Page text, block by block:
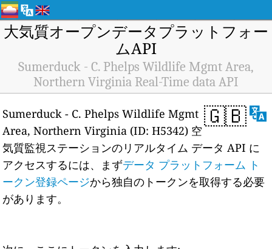
大気質オープンデータプラットフォー
ムAPI
Sumerduck - C. Phelps Wildlife Mgmt Area,
Northern Virginia Real-Time data API
🇬🇧
Sumerduck - C. Phelps Wildlife Mgmt
Area, Northern Virginia (ID: H5342) 空
気質監視ステーションのリアルタイム データ API に
アクセスするには、まずデータ プラットフォーム ト
ークン登録ページから独自のトークンを取得する必要
があります。